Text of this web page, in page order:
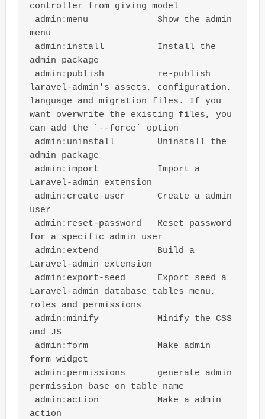
controller from giving model
menu
admin package
laravel-admin's assets, configuration,
language and migration files. If you
want overwrite the existing files, you
can add the `--force` option
admin package
Laravel-admin extension
user
for a specific admin user
Laravel-admin extension
Laravel-admin database tables menu,
roles and permissions
and JS
form widget
permission base on table name
action